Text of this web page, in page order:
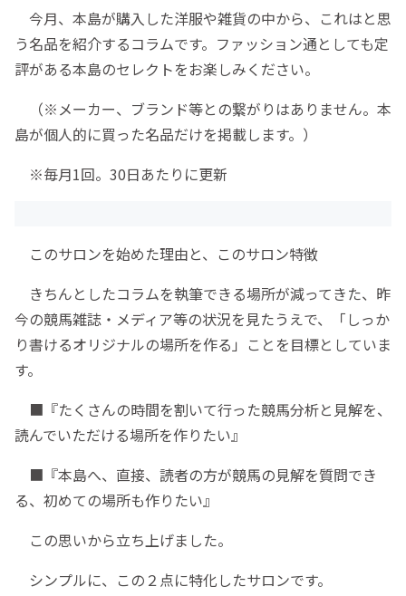
今月、本島が購入した洋服や雑貨の中から、これはと思
う名品を紹介するコラムです。ファッション通としても定
評がある本島のセレクトをお楽しみください。
（※メーカー、ブランド等との繋がりはありません。本
島が個人的に買った名品だけを掲載します。）
※毎月1回。30日あたりに更新
このサロンを始めた理由と、このサロン特徴
きちんとしたコラムを執筆できる場所が減ってきた、昨
今の競馬雑誌・メディア等の状況を見たうえで、「しっか
り書けるオリジナルの場所を作る」ことを目標としていま
す。
■『たくさんの時間を割いて行った競馬分析と見解を、
読んでいただける場所を作りたい』
■『本島へ、直接、読者の方が競馬の見解を質問でき
る、初めての場所も作りたい』
この思いから立ち上げました。
シンプルに、この２点に特化したサロンです。